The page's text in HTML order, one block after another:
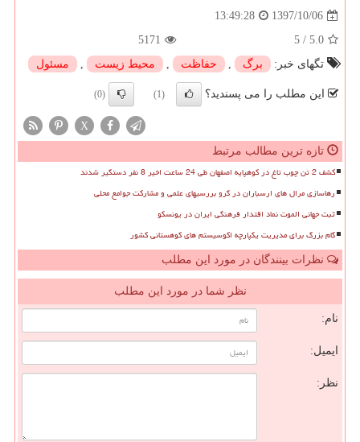
1397/10/06
13:49:28
5.0
/
5
5171
تگهای خبر:
برگ , حفاظت , محیط زیست , مسئول
این مطلب را می پسندید؟ (1)
(0)
X
تازه ترین مطالب مرتبط
کشف 2 تن چوب تاغ در کوهپایه اصفهان طی 24 ساعت اخیر 8 نفر دستگیر شدند
رهاسازی مرال های ارسباران در گرو بررسیهای علمی و مشارکت جوامع محلی
ثبت جهانی الموت نماد اقتدار فرهنگی ایران در یونسکو
گام بزرگ برای مدیریت یکپارچه اکوسیستم های کوهستانی کشور
نظرات بینندگان در مورد این مطلب
نظر شما در مورد این مطلب
نام:
ایمیل:
نظر: